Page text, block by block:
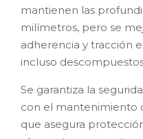
mantienen las
milímetros, pero se
adherencia y tracción
incluso
Se garantiza la
con el mantenimiento
que asegura